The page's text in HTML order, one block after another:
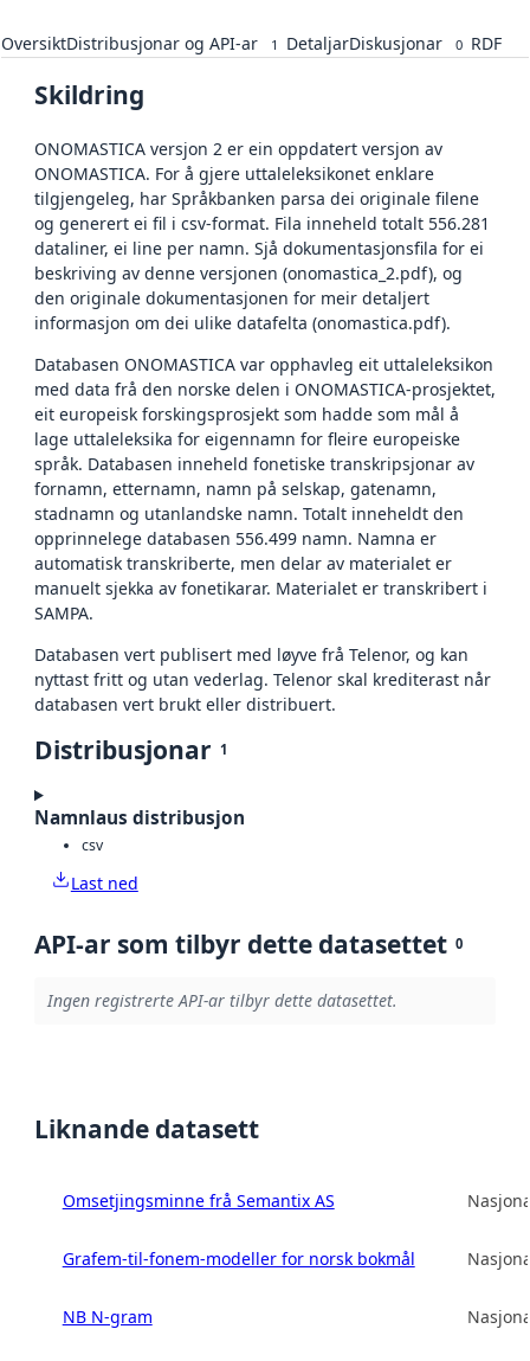
OversiktDistribusjonar og API-ar 1 DetaljarDiskusjonar 0 RDF
Skildring
ONOMASTICA versjon 2 er ein oppdatert versjon av
ONOMASTICA. For å gjere uttaleleksikonet enklare
tilgjengeleg, har Språkbanken parsa dei originale filene
og generert ei fil i csv-format. Fila inneheld totalt 556.281
dataliner, ei line per namn. Sjå dokumentasjonsfila for ei
beskriving av denne versjonen (onomastica_2.pdf), og
den originale dokumentasjonen for meir detaljert
informasjon om dei ulike datafelta (onomastica.pdf).
Databasen ONOMASTICA var opphavleg eit uttaleleksikon
med data frå den norske delen i ONOMASTICA-prosjektet,
eit europeisk forskingsprosjekt som hadde som mål å
lage uttaleleksika for eigennamn for fleire europeiske
språk. Databasen inneheld fonetiske transkripsjonar av
fornamn, etternamn, namn på selskap, gatenamn,
stadnamn og utanlandske namn. Totalt inneheldt den
opprinnelege databasen 556.499 namn. Namna er
automatisk transkriberte, men delar av materialet er
manuelt sjekka av fonetikarar. Materialet er transkribert i
SAMPA.
Databasen vert publisert med løyve frå Telenor, og kan
nyttast fritt og utan vederlag. Telenor skal krediterast når
databasen vert brukt eller distribuert.
Distribusjonar 1
Namnlaus distribusjon
csv
Last ned
API-ar som tilbyr dette datasettet 0
Ingen registrerte API-ar tilbyr dette datasettet.
Liknande datasett
Omsetjingsminne frå Semantix AS
Grafem-til-fonem-modeller for norsk bokmål
NB N-gram